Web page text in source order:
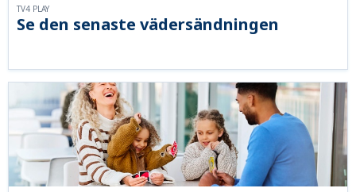
Se den senaste vädersändningen
TV4 PLAY